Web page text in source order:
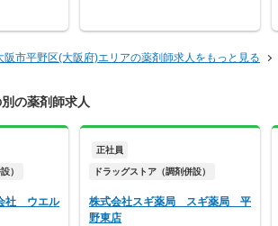
阪市平野区(大阪府)エリアの薬剤師求人をもっと見る
の薬剤師求人
）
社 ウエル
正社員
ドラッグストア（調剤併設）
株式会社スギ薬局 スギ薬局 平
野東店